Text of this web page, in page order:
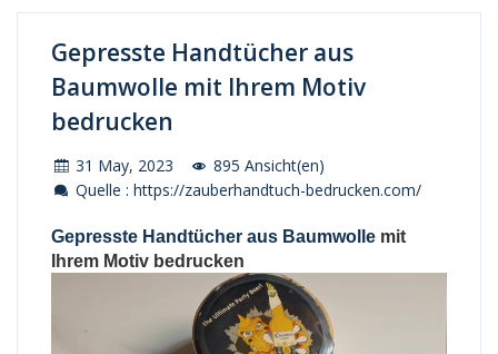
Gepresste Handtücher aus
Baumwolle mit Ihrem Motiv
bedrucken
31 May, 2023
895 Ansicht(en)
Quelle : https://zauberhandtuch-bedrucken.com/
Gepresste Handtücher aus Baumwolle mit
Ihrem Motiv bedrucken